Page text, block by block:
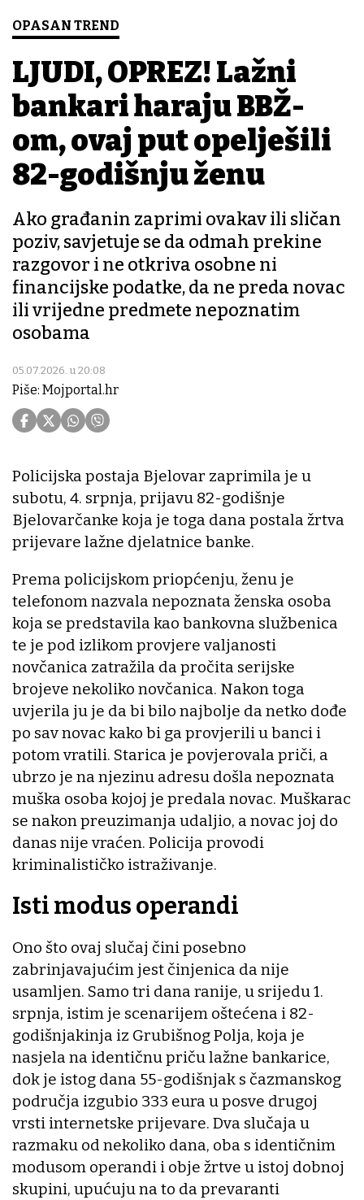
OPASAN TREND
LJUDI, OPREZ! Lažni
bankari haraju BBŽ-
om, ovaj put opelješili
82-godišnju ženu
Ako građanin zaprimi ovakav ili sličan
poziv, savjetuje se da odmah prekine
razgovor i ne otkriva osobne ni
financijske podatke, da ne preda novac
ili vrijedne predmete nepoznatim
osobama
05.07.2026. u 20:08
Piše: Mojportal.hr
Policijska postaja Bjelovar zaprimila je u
subotu, 4. srpnja, prijavu 82-godišnje
Bjelovarčanke koja je toga dana postala žrtva
prijevare lažne djelatnice banke.
Prema policijskom priopćenju, ženu je
telefonom nazvala nepoznata ženska osoba
koja se predstavila kao bankovna službenica
te je pod izlikom provjere valjanosti
novčanica zatražila da pročita serijske
brojeve nekoliko novčanica. Nakon toga
uvjerila ju je da bi bilo najbolje da netko dođe
po sav novac kako bi ga provjerili u banci i
potom vratili. Starica je povjerovala priči, a
ubrzo je na njezinu adresu došla nepoznata
muška osoba kojoj je predala novac. Muškarac
se nakon preuzimanja udaljio, a novac joj do
danas nije vraćen. Policija provodi
kriminalističko istraživanje.
Isti modus operandi
Ono što ovaj slučaj čini posebno
zabrinjavajućim jest činjenica da nije
usamljen. Samo tri dana ranije, u srijedu 1.
srpnja, istim je scenarijem oštećena i 82-
godišnjakinja iz Grubišnog Polja, koja je
nasjela na identičnu priču lažne bankarice,
dok je istog dana 55-godišnjak s čazmanskog
područja izgubio 333 eura u posve drugoj
vrsti internetske prijevare. Dva slučaja u
razmaku od nekoliko dana, oba s identičnim
modusom operandi i obje žrtve u istoj dobnoj
skupini, upućuju na to da prevaranti